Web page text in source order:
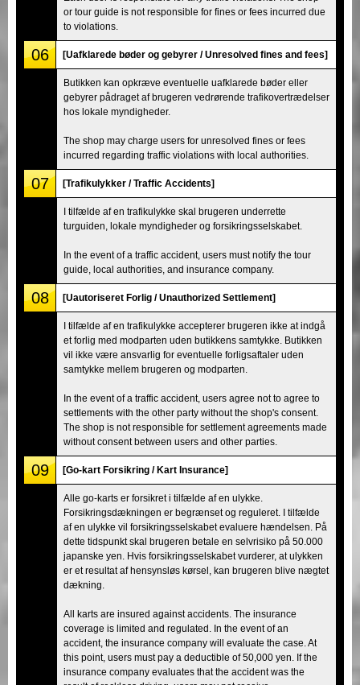
or tour guide is not responsible for fines or fees incurred due
to violations.
06 [Uafklarede bøder og gebyrer / Unresolved fines and fees]
Butikken kan opkræve eventuelle uafklarede bøder eller
gebyrer pådraget af brugeren vedrørende trafikovertrædelser
hos lokale myndigheder.
The shop may charge users for unresolved fines or fees
incurred regarding traffic violations with local authorities.
07 [Trafikulykker / Traffic Accidents]
I tilfælde af en trafikulykke skal brugeren underrette
turguiden, lokale myndigheder og forsikringsselskabet.
In the event of a traffic accident, users must notify the tour
guide, local authorities, and insurance company.
08 [Uautoriseret Forlig / Unauthorized Settlement]
I tilfælde af en trafikulykke accepterer brugeren ikke at indgå
et forlig med modparten uden butikkens samtykke. Butikken
vil ikke være ansvarlig for eventuelle forligsaftaler uden
samtykke mellem brugeren og modparten.
In the event of a traffic accident, users agree not to agree to
settlements with the other party without the shop's consent.
The shop is not responsible for settlement agreements made
without consent between users and other parties.
09 [Go-kart Forsikring / Kart Insurance]
Alle go-karts er forsikret i tilfælde af en ulykke.
Forsikringsdækningen er begrænset og reguleret. I tilfælde
af en ulykke vil forsikringsselskabet evaluere hændelsen. På
dette tidspunkt skal brugeren betale en selvrisiko på 50.000
japanske yen. Hvis forsikringsselskabet vurderer, at ulykken
er et resultat af hensynsløs kørsel, kan brugeren blive nægtet
dækning.
All karts are insured against accidents. The insurance
coverage is limited and regulated. In the event of an
accident, the insurance company will evaluate the case. At
this point, users must pay a deductible of 50,000 yen. If the
insurance company evaluates that the accident was the